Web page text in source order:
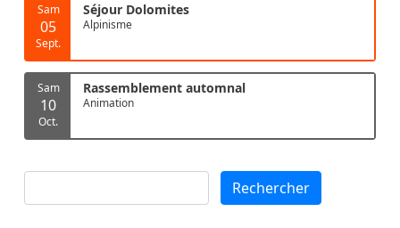
Sam
05
Sept.
Séjour Dolomites
Alpinisme
Sam
10
Oct.
Rassemblement automnal
Animation
Rechercher Rechercher